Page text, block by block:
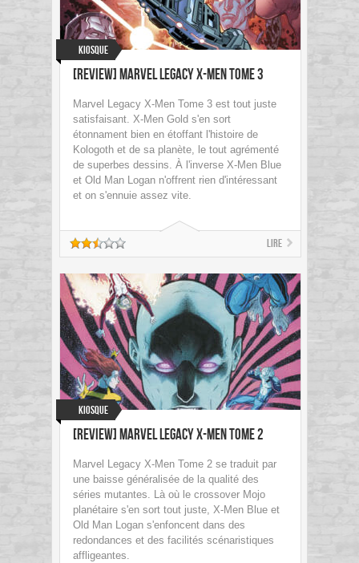
Kiosque
[Review] Marvel Legacy X-Men Tome 3
Marvel Legacy X-Men Tome 3 est tout juste
satisfaisant. X-Men Gold s'en sort
étonnament bien en étoffant l'histoire de
Kologoth et de sa planète, le tout agrémenté
de superbes dessins. À l'inverse X-Men Blue
et Old Man Logan n'offrent rien d'intéressant
et on s'ennuie assez vite.
Lire
Kiosque
[Review] Marvel Legacy X-Men Tome 2
Marvel Legacy X-Men Tome 2 se traduit par
une baisse généralisée de la qualité des
séries mutantes. Là où le crossover Mojo
planétaire s'en sort tout juste, X-Men Blue et
Old Man Logan s'enfoncent dans des
redondances et des facilités scénaristiques
affligeantes.